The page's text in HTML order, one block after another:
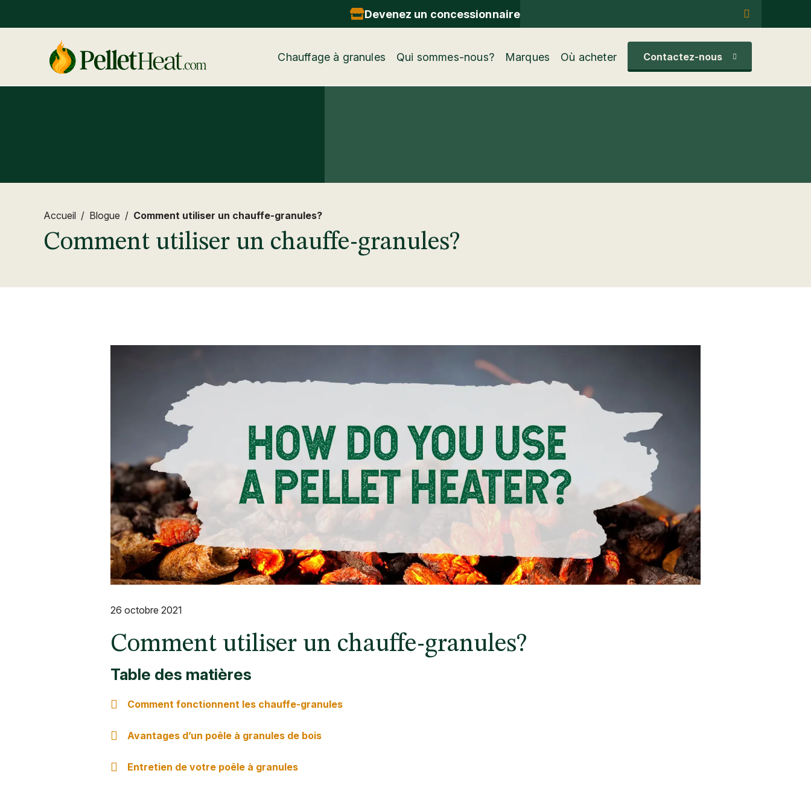
Devenez un concessionnaire
Chauffage à granules Qui sommes-nous? Marques Où acheter Contactez-nous
Accueil / Blogue / Comment utiliser un chauffe-granules?
Comment utiliser un chauffe-granules?
26 octobre 2021
Comment utiliser un chauffe-granules?
Table des matières
Comment fonctionnent les chauffe-granules
Avantages d’un poêle à granules de bois
Entretien de votre poêle à granules